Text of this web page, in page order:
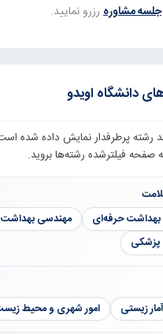
جلسه مشاوره رزرو نمایید.
دانشگاه اویدو
صفحه فیلترشده رشته‌ها بروید.
حرفه‌ای
مهندسی
آمار زیستی امور شهری و محیط